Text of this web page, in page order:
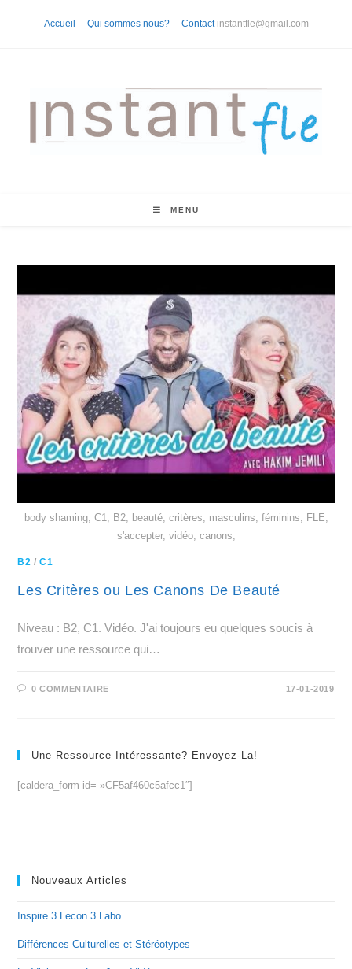
Accueil Qui sommes nous? Contact instantfle@gmail.com
MENU
body shaming, C1, B2, beauté, critères, masculins, féminins, FLE,
s'accepter, vidéo, canons,
B2 /C1
Les Critères ou Les Canons De Beauté
Niveau : B2, C1. Vidéo. J'ai toujours eu quelques soucis à
trouver une ressource qui…
0 COMMENTAIRE 17-01-2019
Une Ressource Intéressante? Envoyez-La!
[caldera_form id= »CF5af460c5afcc1″]
Nouveaux Articles
Inspire 3 Lecon 3 Labo
Différences Culturelles et Stéréotypes